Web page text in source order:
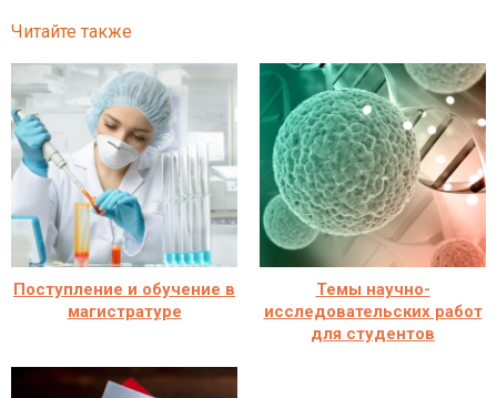
Читайте также
Поступление и обучение в
магистратуре
Темы научно-
исследовательских работ
для студентов